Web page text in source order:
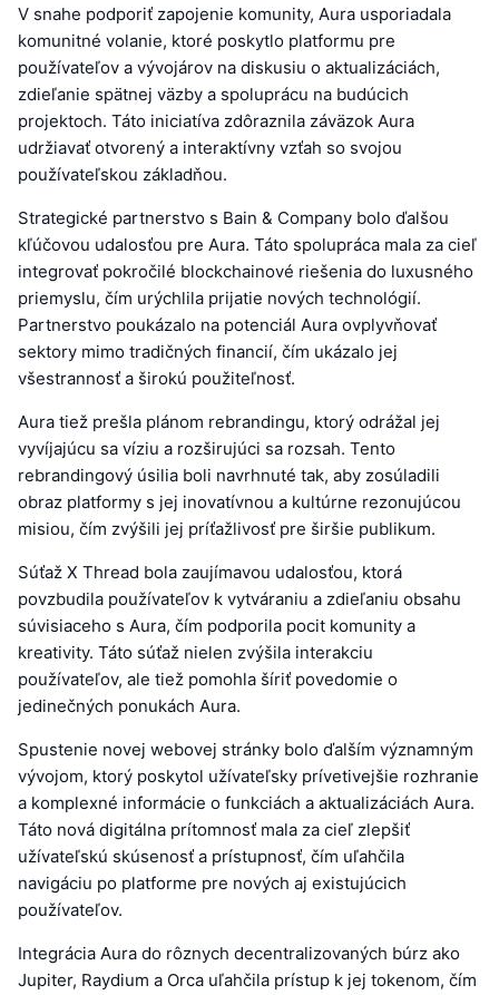
V snahe podporiť zapojenie komunity, Aura usporiadala
komunitné volanie, ktoré poskytlo platformu pre
používateľov a vývojárov na diskusiu o aktualizáciách,
zdieľanie spätnej väzby a spoluprácu na budúcich
projektoch. Táto iniciatíva zdôraznila záväzok Aura
udržiavať otvorený a interaktívny vzťah so svojou
používateľskou základňou.
Strategické partnerstvo s Bain & Company bolo ďalšou
kľúčovou udalosťou pre Aura. Táto spolupráca mala za cieľ
integrovať pokročilé blockchainové riešenia do luxusného
priemyslu, čím urýchlila prijatie nových technológií.
Partnerstvo poukázalo na potenciál Aura ovplyvňovať
sektory mimo tradičných financií, čím ukázalo jej
všestrannosť a širokú použiteľnosť.
Aura tiež prešla plánom rebrandingu, ktorý odrážal jej
vyvíjajúcu sa víziu a rozširujúci sa rozsah. Tento
rebrandingový úsilia boli navrhnuté tak, aby zosúladili
obraz platformy s jej inovatívnou a kultúrne rezonujúcou
misiou, čím zvýšili jej príťažlivosť pre širšie publikum.
Súťaž X Thread bola zaujímavou udalosťou, ktorá
povzbudila používateľov k vytváraniu a zdieľaniu obsahu
súvisiaceho s Aura, čím podporila pocit komunity a
kreativity. Táto súťaž nielen zvýšila interakciu
používateľov, ale tiež pomohla šíriť povedomie o
jedinečných ponukách Aura.
Spustenie novej webovej stránky bolo ďalším významným
vývojom, ktorý poskytol užívateľsky prívetivejšie rozhranie
a komplexné informácie o funkciách a aktualizáciách Aura.
Táto nová digitálna prítomnosť mala za cieľ zlepšiť
užívateľskú skúsenosť a prístupnosť, čím uľahčila
navigáciu po platforme pre nových aj existujúcich
používateľov.
Integrácia Aura do rôznych decentralizovaných búrz ako
Jupiter, Raydium a Orca uľahčila prístup k jej tokenom, čím